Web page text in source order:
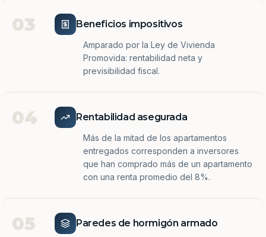
03 Beneficios impositivos
Amparado por la Ley de Vivienda
Promovida: rentabilidad neta y
previsibilidad fiscal.
04 Rentabilidad asegurada
Más de la mitad de los apartamentos
entregados corresponden a inversores
que han comprado más de un apartamento
con una renta promedio del 8%.
05 Paredes de hormigón armado